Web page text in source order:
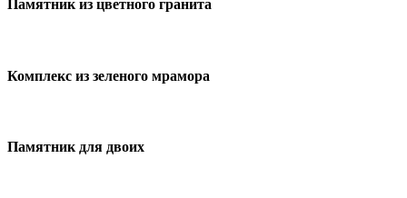
Памятник из цветного гранита
Комплекс из зеленого мрамора
Памятник для двоих